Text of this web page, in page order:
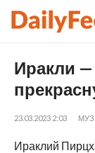
Иракли —
23.03.2023 2:03
Ираклий